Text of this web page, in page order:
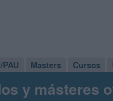
Masters Cursos
y másteres